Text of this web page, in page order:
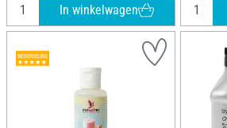
In winkelwagen